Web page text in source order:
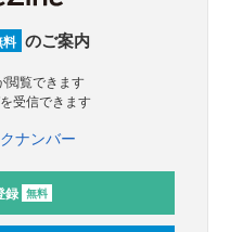
料 のご案内
閲覧できます
受信できます
ナンバー
録 無料